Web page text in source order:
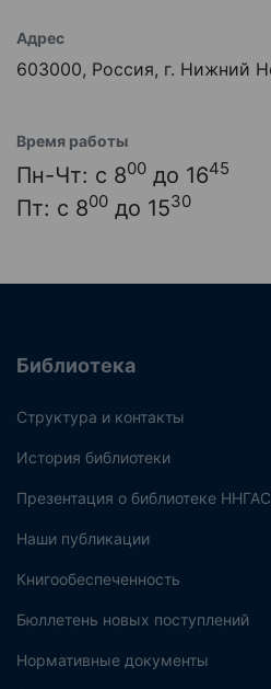
Адрес
603000, Россия, г. Нижний
Время работы
Пн-Чт: с 800 до 1645
Пт: с 800 до 1530
Библиотека
Структура и контакты
История библиотеки
Презентация о библиотеке
Наши публикации
Книгообеспеченность
Бюллетень новых поступлений
Нормативные документы